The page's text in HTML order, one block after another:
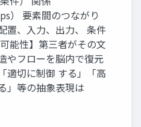
） 要素間のつながり
置、入力、出力、 条件
能性】第三者がその文
やフローを脳内で復元
適切に制御 する」「高
」等の抽象表現は